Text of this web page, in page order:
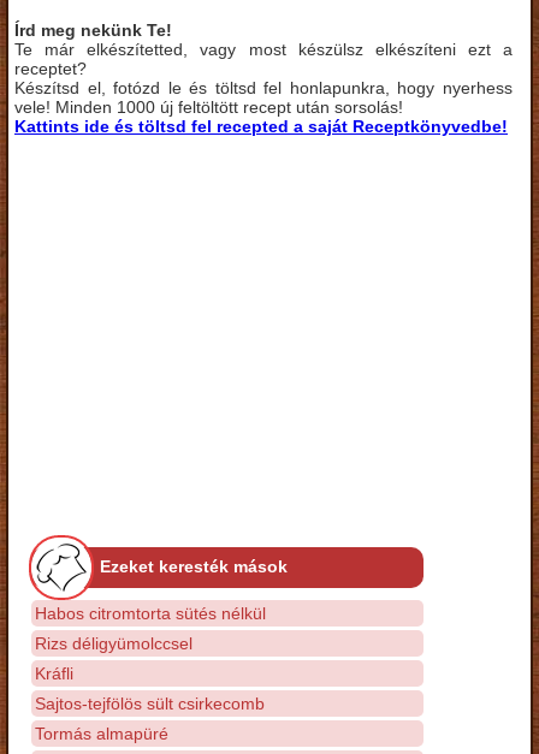
Írd meg nekünk Te!
Te már elkészítetted, vagy most készülsz elkészíteni ezt a
receptet?
Készítsd el, fotózd le és töltsd fel honlapunkra, hogy nyerhess
vele! Minden 1000 új feltöltött recept után sorsolás!
Kattints ide és töltsd fel recepted a saját Receptkönyvedbe!
Ezeket keresték mások
Habos citromtorta sütés nélkül
Rizs déligyümolccsel
Kráfli
Sajtos-tejfölös sült csirkecomb
Tormás almapüré